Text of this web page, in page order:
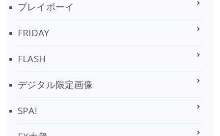
プレイボーイ
FRIDAY
FLASH
デジタル限定画像
SPA!